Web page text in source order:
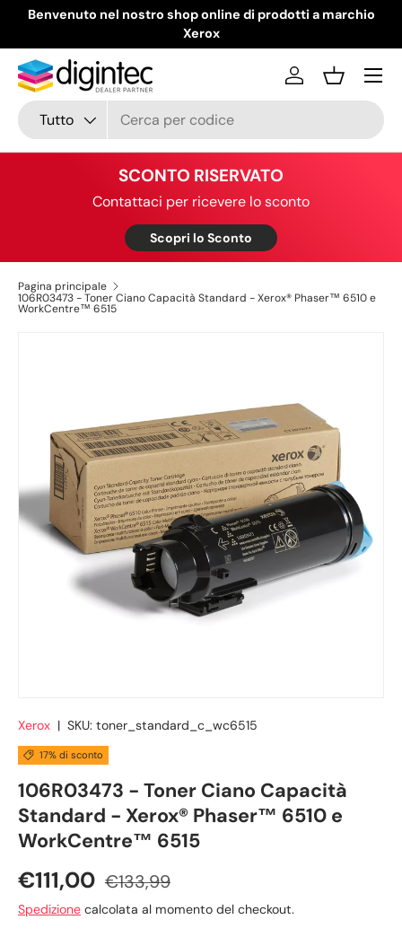
Benvenuto nel nostro shop online di prodotti a marchio
Xerox
Cerca
Tipo prodotto
Tutto
AccediCestino
Menu
SCONTO RISERVATO
Contattaci per ricevere lo sconto
Scopri lo Sconto
Pagina principale
106R03473 - Toner Ciano Capacità Standard - Xerox® Phaser™ 6510 e
WorkCentre™ 6515
Xerox | SKU: toner_standard_c_wc6515
17% di sconto
106R03473 - Toner Ciano Capacità
Standard - Xerox® Phaser™ 6510 e
WorkCentre™ 6515
€111,00 €133,99
Spedizione calcolata al momento del checkout.